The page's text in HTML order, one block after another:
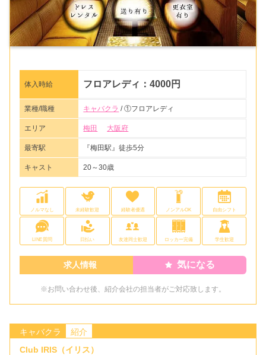
体入時給 フロアレディ：4000円
業種/職種 キャバクラ / ①フロアレディ
エリア 梅田 大阪府
最寄駅 『梅田駅』徒歩5分
キャスト 20～30歳
ノルマなし 未経験歓迎 経験者優遇 ノンアルOK 自由シフト
LINE質問 日払い 友達同士歓迎 ロッカー完備 学生歓迎
求人情報 気になる
※お問い合わせ後、紹介会社の担当者がご対応致します。
キャバクラ
紹介
Club IRIS（イリス）